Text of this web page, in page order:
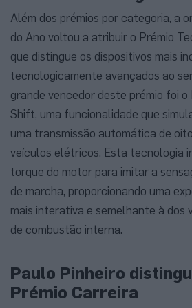
Além dos prémios por categoria, a
do Ano voltou a atribuir o Prémio
que distingue os dispositivos mais
tecnologicamente avançados ao
grande vencedor deste prémio foi o
Shift, uma funcionalidade que
uma transmissão automática de
veículos elétricos. Esta tecnologia
torque do motor para imitar a
de marcha, proporcionando uma
mais interativa e semelhante à dos
de combustão interna.
Paulo Pinheiro
Prémio Carreira